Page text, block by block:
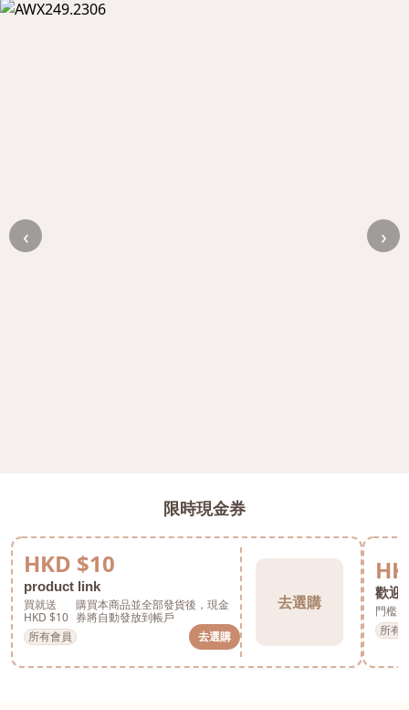
‹ ›
限時現金券
HKD $10
product link
買就送
HKD $10
購買本商品並全部發貨後，現金
券將自動發放到帳戶
所有會員
去選購
去選購
歡迎
門檻
所有